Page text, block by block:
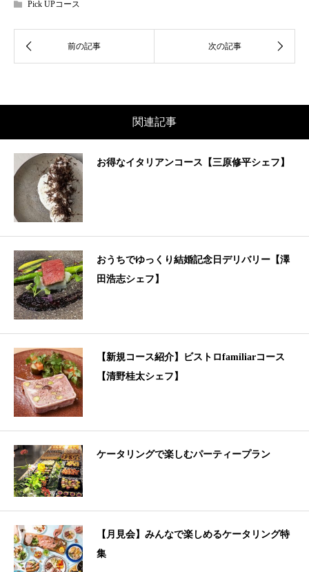
Pick UPコース
関連記事
お得なイタリアンコース【三原修平シェフ】
おうちでゆっくり結婚記念日デリバリー【澤
田浩志シェフ】
【新規コース紹介】ビストロfamiliarコース
【清野桂太シェフ】
ケータリングで楽しむパーティープラン
【月見会】みんなで楽しめるケータリング特
集